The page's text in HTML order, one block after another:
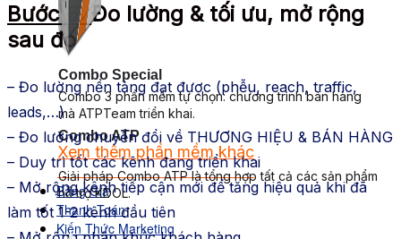
Combo Special
Combo 3 phần mềm tự chọn: chương trình bán hàng
mà ATPTeam triển khai.
Xem thêm phần mềm khác
Xem thêm phần mềm khác
Bảng Giá
Thanh Toán
Kiến Thức Marketing
Combo ATP
Giải pháp Combo ATP là tổng hợp tất cả các sản phẩm
hỗ trợ KDOL.
Bước 6: Đo lường & tối ưu, mở rộng
sau đó
– Đo lường nền tảng đạt được (phễu, reach, traffic,
leads,…)
– Đo lường chuyển đổi về THƯƠNG HIỆU & BÁN HÀNG
– Duy trì tốt các kênh đang triển khai
– Mở rộng kênh tiếp cận mới để tăng hiệu quả khi đã
làm tốt 1-2 kênh đầu tiên